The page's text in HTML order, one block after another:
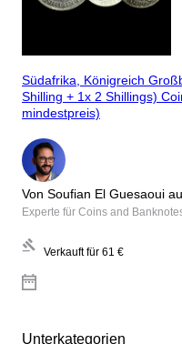
Südafrika, Königreich
Shilling + 1x 2 Shillings) Coin
mindestpreis)
Von Soufian El Guesaoui
Experte für Coins and
Verkauft für 61 €
Unterkategorien